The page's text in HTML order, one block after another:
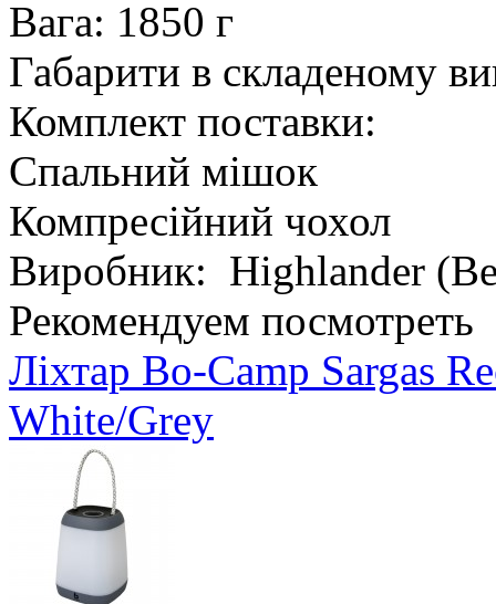
Вага: 1850 г
Габарити в складеному
Комплект поставки:
Спальний мішок
Компресійний чохол
Виробник: Highlander
Рекомендуем посмотреть
Ліхтар Bo-Camp Sargas
White/Grey